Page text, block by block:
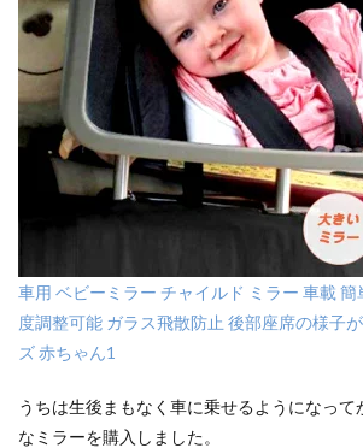
車用 ベビーミラー チャイルド ミラー 車載 簡
度調整可能 ガラス飛散防止 後部座席の様子
ズ 赤ちゃん1
うちは生後まもなく車に乗せるようになって
なミラーを購入しました。